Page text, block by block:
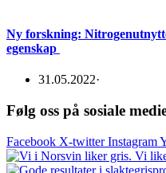
Ny forskning:
egenskap
31.05.2022·
Følg oss på sosiale
Facebook X-twitter Instagram